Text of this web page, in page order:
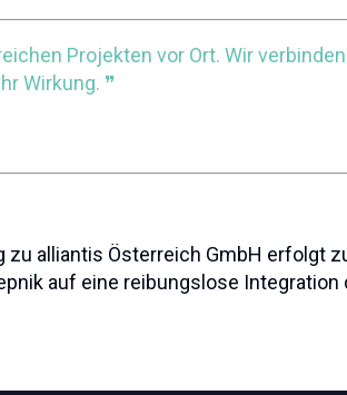
Projekten vor Ort. Wir
Wirkung. ❞
alliantis Österreich GmbH erfolgt
auf eine reibungslose Integration